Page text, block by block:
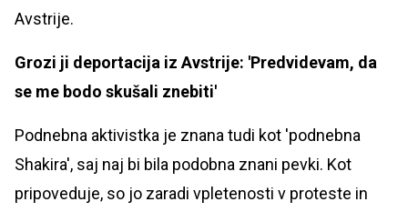
Avstrije.
Grozi ji deportacija iz Avstrije: 'Predvidevam, da
se me bodo skušali znebiti'
Podnebna aktivistka je znana tudi kot 'podnebna
Shakira', saj naj bi bila podobna znani pevki. Kot
pripoveduje, so jo zaradi vpletenosti v proteste in